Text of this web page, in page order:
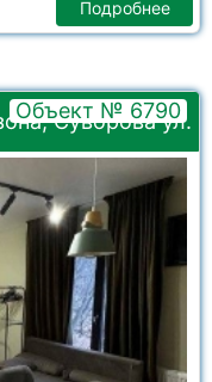
Подробнее
Суворова ул.
Объект № 6790